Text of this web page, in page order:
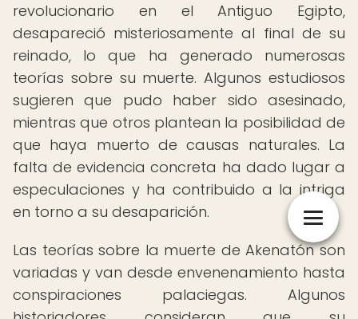
revolucionario en el Antiguo Egipto,
desapareció misteriosamente al final de su
reinado, lo que ha generado numerosas
teorías sobre su muerte. Algunos estudiosos
sugieren que pudo haber sido asesinado,
mientras que otros plantean la posibilidad de
que haya muerto de causas naturales. La
falta de evidencia concreta ha dado lugar a
especulaciones y ha contribuido a la intriga
en torno a su desaparición.
Las teorías sobre la muerte de Akenatón son
variadas y van desde envenenamiento hasta
conspiraciones palaciegas. Algunos